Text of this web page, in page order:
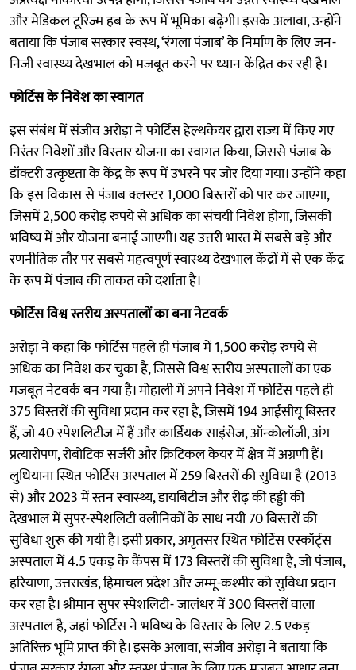
और मेडिकल टूरिज्म हब के रूप में भूमिका बढ़ेगी। इसके अलावा, उन्होंने
बताया कि पंजाब सरकार स्वस्थ, ‘रंगला पंजाब’ के निर्माण के लिए जन-
निजी स्वास्थ्य देखभाल को मजबूत करने पर ध्यान केंद्रित कर रही है।
फोर्टिस के निवेश का स्वागत
इस संबंध में संजीव अरोड़ा ने फोर्टिस हेल्थकेयर द्वारा राज्य में किए गए
निरंतर निवेशों और विस्तार योजना का स्वागत किया, जिससे पंजाब के
डॉक्टरी उत्कृष्टता के केंद्र के रूप में उभरने पर जोर दिया गया। उन्होंने कहा
कि इस विकास से पंजाब क्लस्टर 1,000 बिस्तरों को पार कर जाएगा,
जिसमें 2,500 करोड़ रुपये से अधिक का संचयी निवेश होगा, जिसकी
भविष्य में और योजना बनाई जाएगी। यह उत्तरी भारत में सबसे बड़े और
रणनीतिक तौर पर सबसे महत्वपूर्ण स्वास्थ्य देखभाल केंद्रों में से एक केंद्र
के रूप में पंजाब की ताकत को दर्शाता है।
फोर्टिस विश्व स्तरीय अस्पतालों का बना नेटवर्क
अरोड़ा ने कहा कि फोर्टिस पहले ही पंजाब में 1,500 करोड़ रुपये से
अधिक का निवेश कर चुका है, जिससे विश्व स्तरीय अस्पतालों का एक
मजबूत नेटवर्क बन गया है। मोहाली में अपने निवेश में फोर्टिस पहले ही
375 बिस्तरों की सुविधा प्रदान कर रहा है, जिसमें 194 आईसीयू बिस्तर
हैं, जो 40 स्पेशलिटीज में हैं और कार्डियक साइंसेज, ऑन्कोलॉजी, अंग
प्रत्यारोपण, रोबोटिक सर्जरी और क्रिटिकल केयर में क्षेत्र में अग्रणी हैं।
लुधियाना स्थित फोर्टिस अस्पताल में 259 बिस्तरों की सुविधा है (2013
से) और 2023 में स्तन स्वास्थ्य, डायबिटीज और रीढ़ की हड्डी की
देखभाल में सुपर-स्पेशलिटी क्लीनिकों के साथ नयी 70 बिस्तरों की
सुविधा शुरू की गयी है। इसी प्रकार, अमृतसर स्थित फोर्टिस एस्कॉर्ट्स
अस्पताल में 4.5 एकड़ के कैंपस में 173 बिस्तरों की सुविधा है, जो पंजाब,
हरियाणा, उत्तराखंड, हिमाचल प्रदेश और जम्मू-कश्मीर को सुविधा प्रदान
कर रहा है। श्रीमान सुपर स्पेशलिटी- जालंधर में 300 बिस्तरों वाला
अस्पताल है, जहां फोर्टिस ने भविष्य के विस्तार के लिए 2.5 एकड़
अतिरिक्त भूमि प्राप्त की है। इसके अलावा, संजीव अरोड़ा ने बताया कि